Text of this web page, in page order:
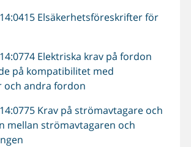
Elsäkerhetsföreskrifter för
Elektriska krav på fordon
på kompatibilitet med
andra fordon
Krav på strömavtagare och
mellan strömavtagaren och